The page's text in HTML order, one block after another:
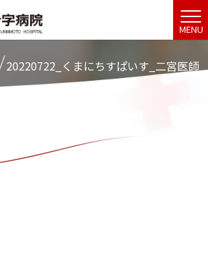
MENU
20220722_くまにちすぱいす_二宮医師